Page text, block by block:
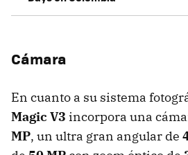
Cámara
En cuanto a su sistema
Magic V3 incorpora una
MP, un ultra gran angular de